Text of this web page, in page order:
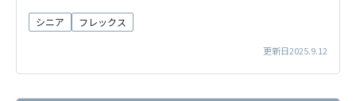
シニア フレックス
更新日2025.9.12